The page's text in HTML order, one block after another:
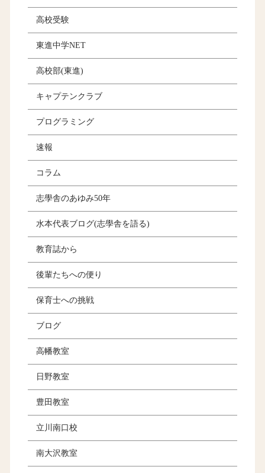
高校受験
東進中学NET
高校部(東進)
キャプテンクラブ
プログラミング
速報
コラム
志學舎のあゆみ50年
水本代表ブログ(志學舎を語る)
教育誌から
後輩たちへの便り
保育士への挑戦
ブログ
高幡教室
日野教室
豊田教室
立川南口校
南大沢教室